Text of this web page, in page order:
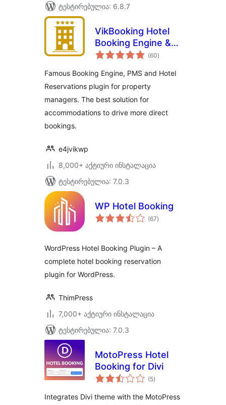
ტესტირებულია: 6.8.7
VikBooking Hotel
Booking Engine &
PMS
(60საერთო
რეიტინგი
)
Famous Booking Engine, PMS and Hotel
Reservations plugin for property
managers. The best solution for
accommodations to drive more direct
bookings.
e4jvikwp
8,000+ აქტიური ინსტალაცია
ტესტირებულია: 7.0.3
WP Hotel Booking
(67საერთო
რეიტინგი
)
WordPress Hotel Booking Plugin – A
complete hotel booking reservation
plugin for WordPress.
ThimPress
7,000+ აქტიური ინსტალაცია
ტესტირებულია: 7.0.3
MotoPress Hotel
Booking for Divi
(5საერთო
რეიტინგი
)
Integrates Divi theme with the MotoPress